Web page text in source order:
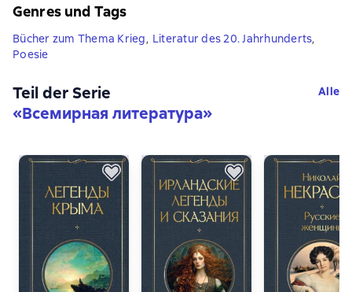
Genres und Tags
Bücher zum Thema Krieg, Literatur des 20. Jahrhunderts,
Poesie
Teil der Serie
«Всемирная литература»
Alle